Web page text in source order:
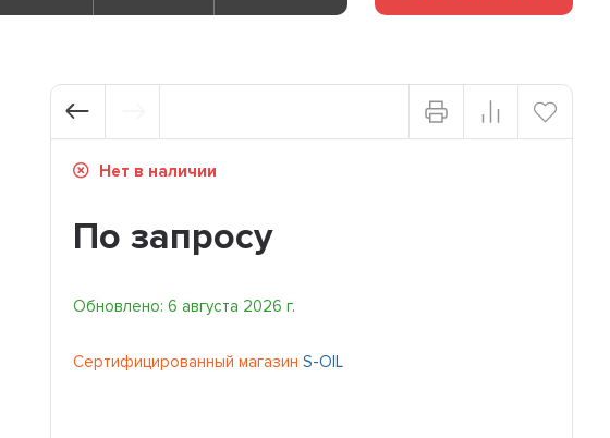
Нет в наличии
По запросу
Обновлено: 6 августа 2026 г.
Сертифицированный магазин S-OIL